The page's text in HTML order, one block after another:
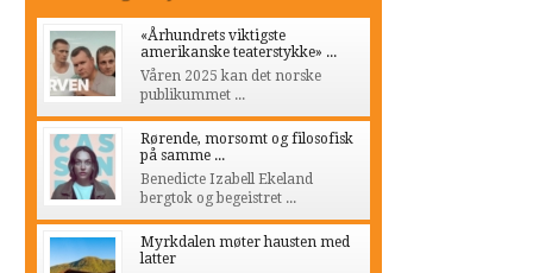
«Århundrets viktigste
amerikanske teaterstykke» ...
Våren 2025 kan det norske
publikummet ...
Rørende, morsomt og filosofisk
på samme ...
Benedicte Izabell Ekeland
bergtok og begeistret ...
Myrkdalen møter hausten med
latter